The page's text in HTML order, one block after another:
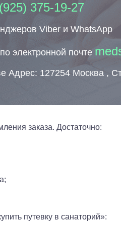
375-19-27
Viber и WhatsApp
электронной почте
Адрес: 127254 Москва ,
заказа. Достаточно:
путевку в санаторий»: